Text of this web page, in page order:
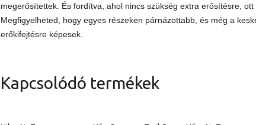
megerősítettek. És fordítva, ahol nincs szükség extra erősítésre, ott
Megfigyelheted, hogy egyes részeken párnázottabb, és még a
erőkifejtésre képesek.
Kapcsolódó termékek